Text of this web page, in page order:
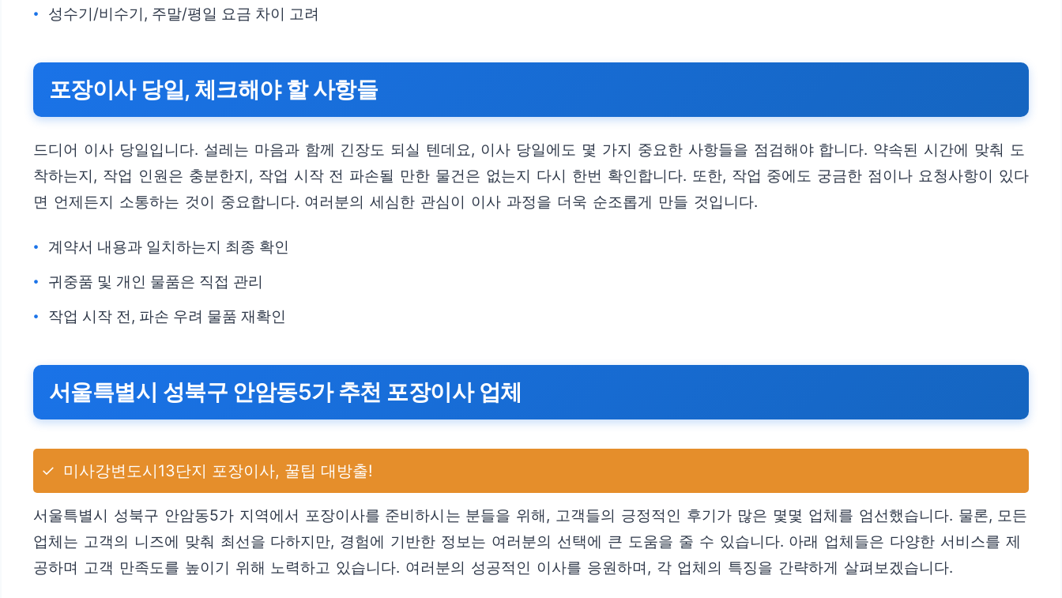
성수기/비수기, 주말/평일 요금 차이 고려
포장이사 당일, 체크해야 할 사항들
드디어 이사 당일입니다. 설레는 마음과 함께 긴장도 되실 텐데요, 이사 당일에도 몇 가지 중요한 사항들을 점검해야 합니다. 약속된 시간에 맞춰 도
착하는지, 작업 인원은 충분한지, 작업 시작 전 파손될 만한 물건은 없는지 다시 한번 확인합니다. 또한, 작업 중에도 궁금한 점이나 요청사항이 있다
면 언제든지 소통하는 것이 중요합니다. 여러분의 세심한 관심이 이사 과정을 더욱 순조롭게 만들 것입니다.
계약서 내용과 일치하는지 최종 확인
귀중품 및 개인 물품은 직접 관리
작업 시작 전, 파손 우려 물품 재확인
서울특별시 성북구 안암동5가 추천 포장이사 업체
✓ 미사강변도시13단지 포장이사, 꿀팁 대방출!
서울특별시 성북구 안암동5가 지역에서 포장이사를 준비하시는 분들을 위해, 고객들의 긍정적인 후기가 많은 몇몇 업체를 엄선했습니다. 물론, 모든
업체는 고객의 니즈에 맞춰 최선을 다하지만, 경험에 기반한 정보는 여러분의 선택에 큰 도움을 줄 수 있습니다. 아래 업체들은 다양한 서비스를 제
공하며 고객 만족도를 높이기 위해 노력하고 있습니다. 여러분의 성공적인 이사를 응원하며, 각 업체의 특징을 간략하게 살펴보겠습니다.